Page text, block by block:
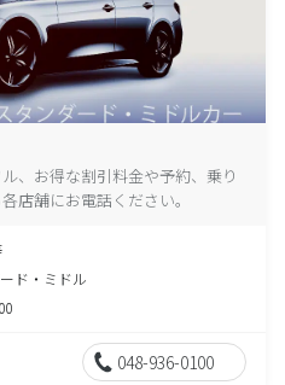
、お得な割引料金や予約、乗り
店舗にお電話ください。
ド・ミドル
048-936-0100